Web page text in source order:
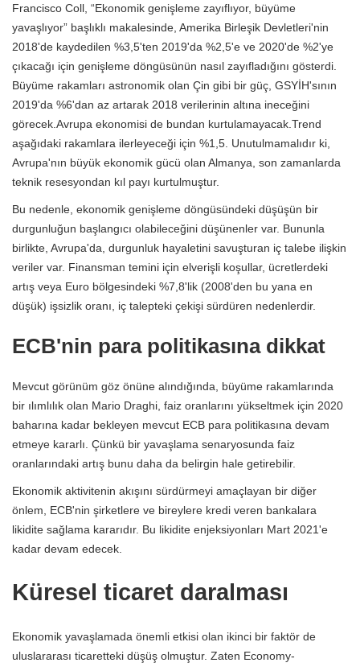
Francisco Coll, “Ekonomik genişleme zayıflıyor, büyüme
yavaşlıyor” başlıklı makalesinde, Amerika Birleşik Devletleri'nin
2018'de kaydedilen %3,5'ten 2019'da %2,5'e ve 2020'de %2'ye
çıkacağı için genişleme döngüsünün nasıl zayıfladığını gösterdi.
Büyüme rakamları astronomik olan Çin gibi bir güç, GSYİH'sının
2019'da %6'dan az artarak 2018 verilerinin altına ineceğini
görecek.Avrupa ekonomisi de bundan kurtulamayacak.Trend
aşağıdaki rakamlara ilerleyeceği için %1,5. Unutulmamalıdır ki,
Avrupa'nın büyük ekonomik gücü olan Almanya, son zamanlarda
teknik resesyondan kıl payı kurtulmuştur.
Bu nedenle, ekonomik genişleme döngüsündeki düşüşün bir
durgunluğun başlangıcı olabileceğini düşünenler var. Bununla
birlikte, Avrupa'da, durgunluk hayaletini savuşturan iç talebe ilişkin
veriler var. Finansman temini için elverişli koşullar, ücretlerdeki
artış veya Euro bölgesindeki %7,8'lik (2008'den bu yana en
düşük) işsizlik oranı, iç talepteki çekişi sürdüren nedenlerdir.
ECB'nin para politikasına dikkat
Mevcut görünüm göz önüne alındığında, büyüme rakamlarında
bir ılımlılık olan Mario Draghi, faiz oranlarını yükseltmek için 2020
baharına kadar bekleyen mevcut ECB para politikasına devam
etmeye kararlı. Çünkü bir yavaşlama senaryosunda faiz
oranlarındaki artış bunu daha da belirgin hale getirebilir.
Ekonomik aktivitenin akışını sürdürmeyi amaçlayan bir diğer
önlem, ECB'nin şirketlere ve bireylere kredi veren bankalara
likidite sağlama kararıdır. Bu likidite enjeksiyonları Mart 2021'e
kadar devam edecek.
Küresel ticaret daralması
Ekonomik yavaşlamada önemli etkisi olan ikinci bir faktör de
uluslararası ticaretteki düşüş olmuştur. Zaten Economy-